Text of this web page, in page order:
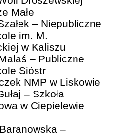
Małe
– Niepubliczne
im. M.
w Kaliszu
– Publiczne
Sióstr
NMP w Liskowie
– Szkoła
w Ciepielewie
–